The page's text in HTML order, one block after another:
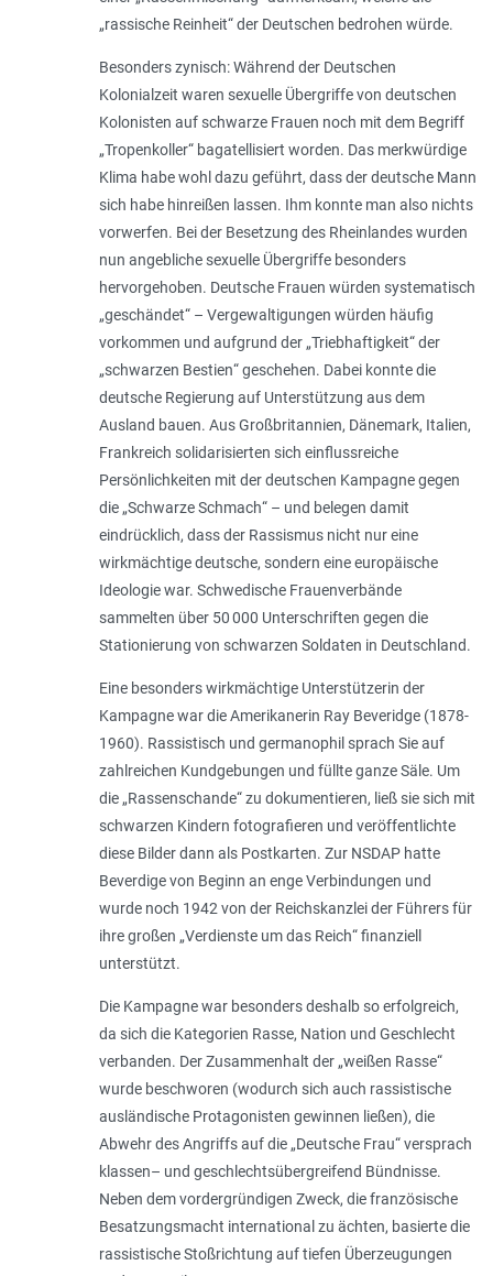
„rassische Reinheit“ der Deutschen bedrohen würde.
Besonders zynisch: Während der Deutschen
Kolonialzeit waren sexuelle Übergriffe von deutschen
Kolonisten auf schwarze Frauen noch mit dem Begriff
„Tropenkoller“ bagatellisiert worden. Das merkwürdige
Klima habe wohl dazu geführt, dass der deutsche Mann
sich habe hinreißen lassen. Ihm konnte man also nichts
vorwerfen. Bei der Besetzung des Rheinlandes wurden
nun angebliche sexu­elle Übergriffe besonders
hervorgehoben. Deutsche Frauen würden systematisch
„geschändet“ – Vergewaltigungen würden häufig
vorkommen und aufgrund der „Triebhaftigkeit“ der
„schwarzen Bestien“ geschehen. Dabei konnte die
deutsche Regierung auf Unterstützung aus dem
Ausland bauen. Aus Großbritannien, Dänemark, Italien,
Frankreich solidarisierten sich einflussreiche
Persönlichkeiten mit der deutschen Kampagne gegen
die „Schwarze Schmach“ – und belegen damit
eindrücklich, dass der Rassismus nicht nur eine
wirkmächtige deutsche, sondern eine euro­päische
Ideologie war. Schwedische Frauen­verbände
sammelten über 50 000 Unterschriften gegen die
Stationierung von schwarzen Soldaten in Deutschland.
Eine besonders wirkmächtige Unterstützerin der
Kampagne war die Amerikanerin Ray Beveridge (1878-
1960). Rassistisch und germanophil sprach Sie auf
zahlreichen Kundgebungen und füllte ganze Säle. Um
die „Rassenschande“ zu dokumentieren, ließ sie sich mit
schwarzen Kindern fotografieren und veröffentlichte
diese Bilder dann als Postkarten. Zur NSDAP hatte
Beverdige von Beginn an enge Verbindungen und
wurde noch 1942 von der Reichskanzlei der Führers für
ihre großen „Verdienste um das Reich“ finanziell
unterstützt.
Die Kampagne war besonders deshalb so erfolgreich,
da sich die Kategorien Rasse, Nation und Geschlecht
verbanden. Der Zusammenhalt der „weißen Rasse“
wurde beschworen (wodurch sich auch rassistische
ausländische Protagonisten gewinnen ließen), die
Abwehr des Angriffs auf die „Deutsche Frau“ versprach
klassen– und geschlechtsübergreifend Bündnisse.
Neben dem vordergründigen Zweck, die französische
Besatzungsmacht international zu ächten, basierte die
rassistische Stoßrichtung auf tiefen Überzeugungen